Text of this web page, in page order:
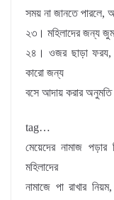
সময় না জানতে পারলে,
২৩। মহিলাদের জন্য
২৪। ওজর ছাড়া ফরয,
কারাে জন্য
বসে আদায় করার অনুমতি
tag…
মেয়েদের নামাজ পড়ার
মহিলাদের
নামাজে পা রাখার